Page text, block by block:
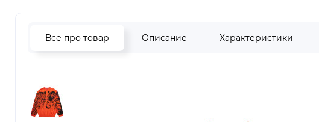
Все про товар Описание Характеристики